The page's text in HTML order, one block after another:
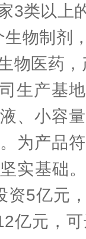
3类以
物制剂
物医药
生产基
、小容
为产品
实基础
资5亿元
亿元，